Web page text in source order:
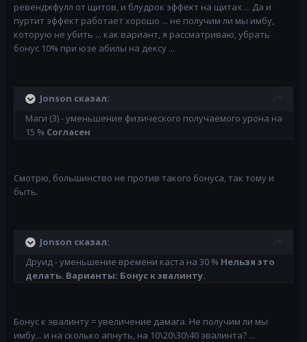
ревенджфулл от щитов, и блудрок эффект на щитах ... Да и
пуртит эффект работает хорошо ... не получим ли мы имбу,
которую не убить ... как вариант, я рассматриваю, убрать
бонус 10% при юзе абилы на дексу ...
Jonson сказал:
Маги (3) - уменьшение физического получаемого урона на
15 % Согласен
Смотрю, большинство не против такого бонуса, так тому и
быть.
Jonson сказал:
Друид - уменьшение времени каста на 30 % Нельзя это
делать. Варианты: Бонус к эвалинту.
Бонус к эвалинту = увеличение дамага. Не получим ли мы
имбу... и на сколько апнуть, на 10\20\30\40 эвалинта? ...